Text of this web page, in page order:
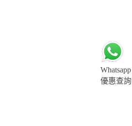
Whatsapp
優惠查詢